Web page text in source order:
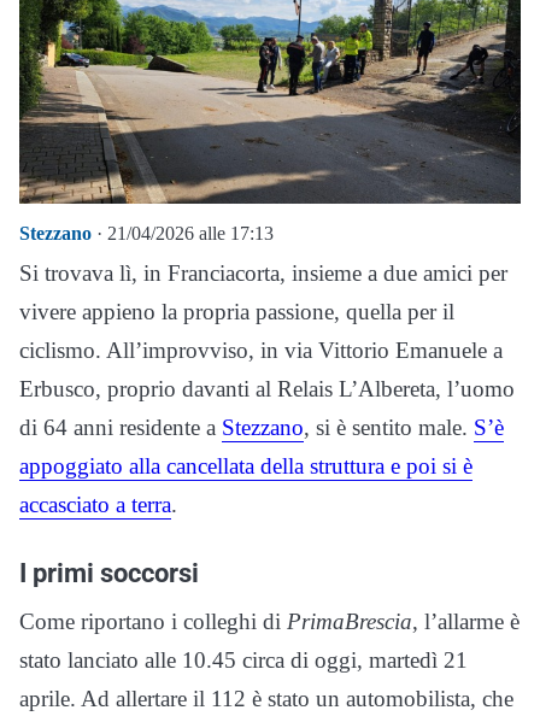
Stezzano · 21/04/2026 alle 17:13
Si trovava lì, in Franciacorta, insieme a due amici per
vivere appieno la propria passione, quella per il
ciclismo. All’improvviso, in via Vittorio Emanuele a
Erbusco, proprio davanti al Relais L’Albereta, l’uomo
di 64 anni residente a Stezzano, si è sentito male. S’è
appoggiato alla cancellata della struttura e poi si è
accasciato a terra.
I primi soccorsi
Come riportano i colleghi di PrimaBrescia, l’allarme è
stato lanciato alle 10.45 circa di oggi, martedì 21
aprile. Ad allertare il 112 è stato un automobilista, che